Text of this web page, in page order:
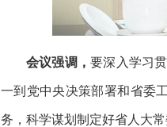
会议强调，要深入学习
一到党中央决策部署和省委
务，科学谋划制定好省人大